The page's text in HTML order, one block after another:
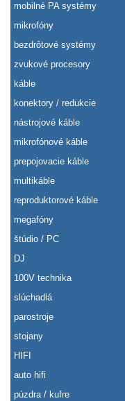
mobilné PA systémy
mikrofóny
bezdrôtové systémy
zvukové procesory
káble
konektory / redukcie
nástrojové káble
mikrofónové káble
prepojovacie káble
multikáble
reproduktorové káble
megafóny
štúdio / PC
DJ
100V technika
slúchadlá
parostroje
stojany
HIFI
auto hifi
púzdra / kufre